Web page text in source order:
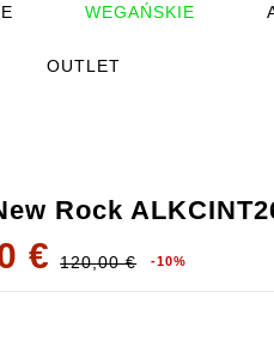
WEGAŃSKIE
OUTLET
Rock
€ 120,00 € -10%